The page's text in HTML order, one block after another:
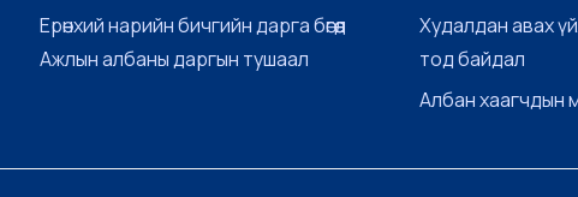
Ерөнхий нарийн бичгийн дарга бөгөөд
Ажлын албаны даргын тушаал
Худалдан авах
тод байдал
Албан хаагчдын